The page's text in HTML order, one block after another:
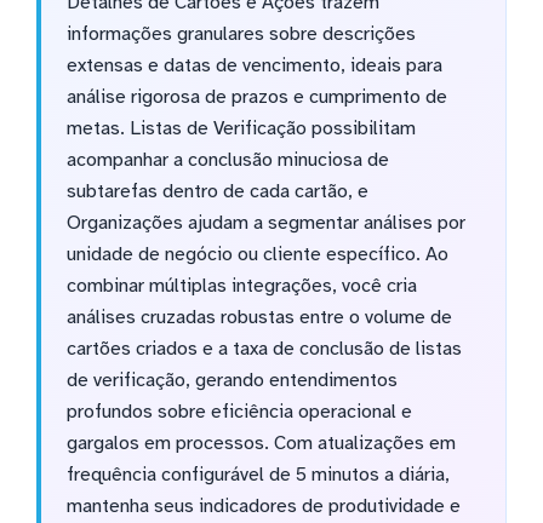
informações granulares sobre descrições
extensas e datas de vencimento, ideais para
análise rigorosa de prazos e cumprimento de
metas. Listas de Verificação possibilitam
acompanhar a conclusão minuciosa de
subtarefas dentro de cada cartão, e
Organizações ajudam a segmentar análises por
unidade de negócio ou cliente específico. Ao
combinar múltiplas integrações, você cria
análises cruzadas robustas entre o volume de
cartões criados e a taxa de conclusão de listas
de verificação, gerando entendimentos
profundos sobre eficiência operacional e
gargalos em processos. Com atualizações em
frequência configurável de 5 minutos a diária,
mantenha seus indicadores de produtividade e